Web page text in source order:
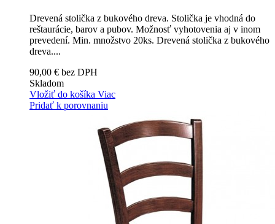
Drevená stolička z bukového dreva. Stolička je vhodná do
reštaurácie, barov a pubov. Možnosť vyhotovenia aj v inom
prevedení. Min. množstvo 20ks. Drevená stolička z bukového
dreva....
90,00 € bez DPH
Skladom
Vložiť do košíka Viac
Pridať k porovnaniu